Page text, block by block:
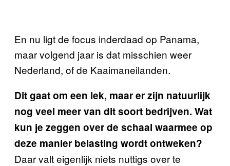
En nu ligt de focus inderdaad op Panama,
maar volgend jaar is dat misschien weer
Nederland, of de Kaaimaneilanden.
Dit gaat om een lek, maar er zijn natuurlijk
nog veel meer van dit soort bedrijven. Wat
kun je zeggen over de schaal waarmee op
deze manier belasting wordt ontweken?
Daar valt eigenlijk niets nuttigs over te